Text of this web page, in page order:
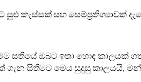
සුළු කැස්සක් සහ සෙම්ප්‍රතිශ්‍යාවක්
සතියේ ඔබට ඉතා හොඳ කාලයක්
සිතීමට මෙය සුදුසු කාලයයි,